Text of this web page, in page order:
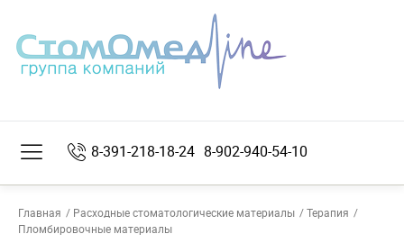
8-391-218-18-24 8-902-940-54-10
Главная Расходные стоматологические материалы
Терапия
Пломбировочные материалы